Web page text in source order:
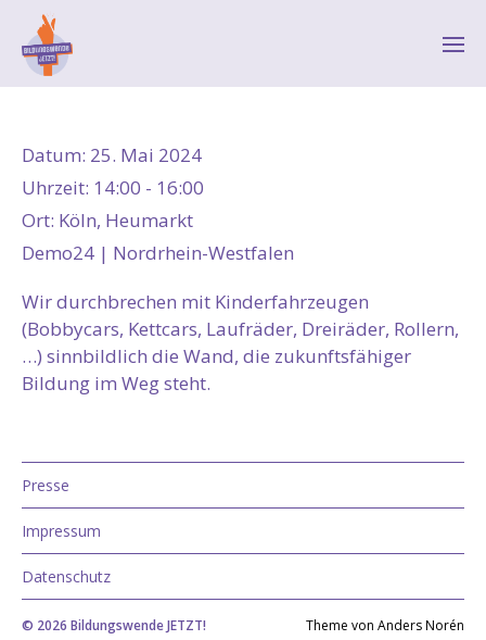
Datum: 25. Mai 2024
Uhrzeit: 14:00 - 16:00
Ort: Köln, Heumarkt
Demo24 | Nordrhein-Westfalen
Wir durchbrechen mit Kinderfahrzeugen
(Bobbycars, Kettcars, Laufräder, Dreiräder, Rollern,
…) sinnbildlich die Wand, die zukunftsfähiger
Bildung im Weg steht.
Presse
Impressum
Datenschutz
© 2026 Bildungswende JETZT! Theme von Anders Norén